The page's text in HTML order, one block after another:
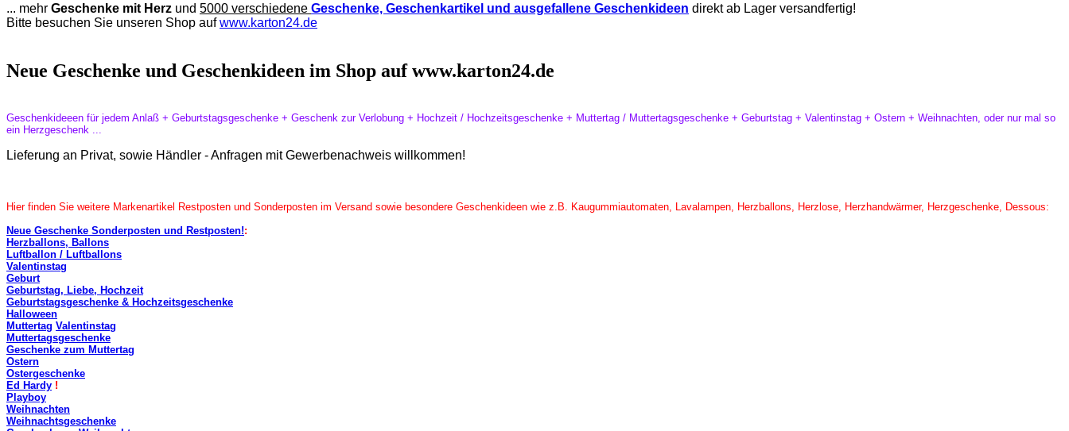
... mehr Geschenke mit Herz und 5000 verschiedene Geschenke, Geschenkartikel und ausgefallene Geschenkideen direkt ab Lager versandfertig!
Bitte besuchen Sie unseren Shop aufwww.karton24.de
Neue Geschenke und Geschenkideen im Shop auf www.karton24.de
Geschenkideeen für jedem Anlaß + Geburtstagsgeschenke + Geschenk zur Verlobung + Hochzeit / Hochzeitsgeschenke + Muttertag / Muttertagsgeschenke + Geburtstag + Valentinstag + Ostern + Weihnachten, oder nur mal so
ein Herzgeschenk ...
Lieferung an Privat, sowie Händler - Anfragen mit Gewerbenachweis willkommen!
Hier finden Sie weitere Markenartikel Restposten und Sonderposten im Versand sowie besondere Geschenkideen wie z.B. Kaugummiautomaten, Lavalampen, Herzballons, Herzlose, Herzhandwärmer, Herzgeschenke, Dessous:
Neue Geschenke Sonderposten und Restposten!:
Herzballons, Ballons
Luftballon / Luftballons
Valentinstag
Geburt
Geburtstag, Liebe, Hochzeit
Geburtstagsgeschenke & Hochzeitsgeschenke
Halloween
Muttertag Valentinstag
Muttertagsgeschenke
Geschenke zum Muttertag
Ostern
Ostergeschenke
Ed Hardy !
Playboy
Weihnachten
Weihnachtsgeschenke